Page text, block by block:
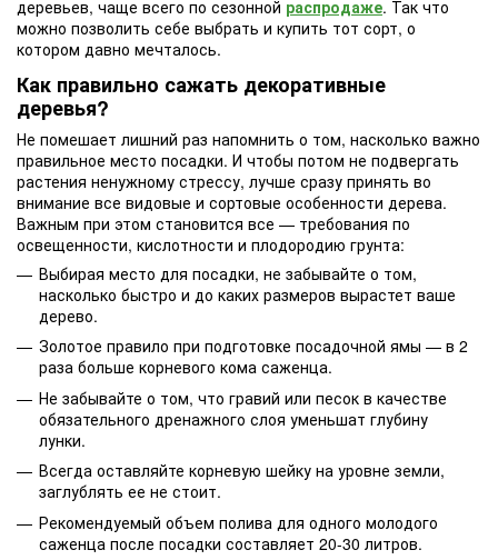
деревьев, чаще всего по сезонной распродаже. Так что
можно позволить себе выбрать и купить тот сорт, о
котором давно мечталось.
Как правильно сажать декоративные
деревья?
Не помешает лишний раз напомнить о том, насколько важно
правильное место посадки. И чтобы потом не подвергать
растения ненужному стрессу, лучше сразу принять во
внимание все видовые и сортовые особенности дерева.
Важным при этом становится все — требования по
освещенности, кислотности и плодородию грунта:
Выбирая место для посадки, не забывайте о том,
насколько быстро и до каких размеров вырастет ваше
дерево.
Золотое правило при подготовке посадочной ямы — в 2
раза больше корневого кома саженца.
Не забывайте о том, что гравий или песок в качестве
обязательного дренажного слоя уменьшат глубину
лунки.
Всегда оставляйте корневую шейку на уровне земли,
заглублять ее не стоит.
Рекомендуемый объем полива для одного молодого
саженца после посадки составляет 20-30 литров.